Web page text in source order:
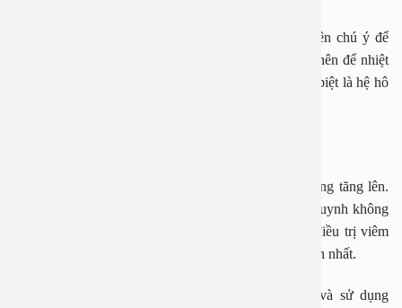
Bên cạnh đó trong những ngày nóng nực các mẹ nên chú ý để
phòng của các bé luôn thông thoáng đặc biệt không nên để nhiệt
độ điều hòa quá thấp sẽ ảnh hưởng tới sức khỏe đặc biệt là hệ hô
Hiện nay số lượng trẻ em bị viêm họng cấp ngày càng tăng lên.
Do đó, với một căn bệnh phổ biến này các bậc phụ huynh không
nên chủ quan về bệnh mà cần có những biện pháp điều trị viêm
họng cấp trẻ em một cách hiệu quả và đảm bảo an toàn nhất.
Việc tìm được phương pháp chua viem hong cap và sử dụng